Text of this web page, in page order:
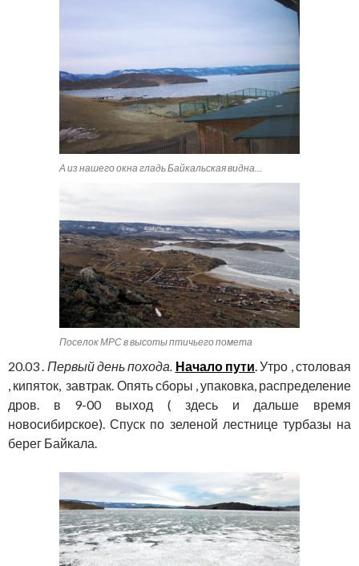
А из нашего окна гладь Байкальская видна…
Поселок МРС в высоты птичьего помета
20.03 . Первый день похода. Начало пути.Утро , столовая
, кипяток, завтрак. Опять сборы , упаковка, распределение
дров. в 9-00 выход ( здесь и дальше время
новосибирское). Спуск по зеленой лестнице турбазы на
берег Байкала.